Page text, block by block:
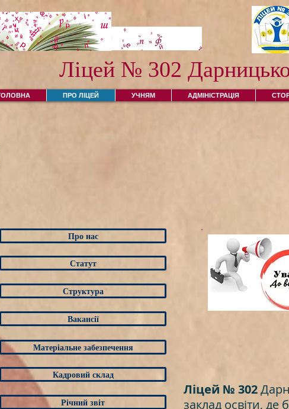
Ліцей № 302
ПРО ЛІЦЕЙ УЧНЯМ АДМІНІСТРАЦІЯ
Про нас
Статут
Структура
Вакансії
Матеріальне забезпечення
Кадровий склад
Річний звіт
Ліцей № 302
заклад освіти, де